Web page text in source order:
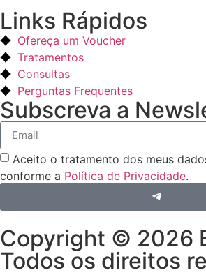
Links Rápidos
Ofereça um Voucher
Tratamentos
Consultas
Perguntas Frequentes
Subscreva a
Aceito o tratamento dos meus
conforme a Política de Privacidade.
Copyright © 2026
Todos os direitos